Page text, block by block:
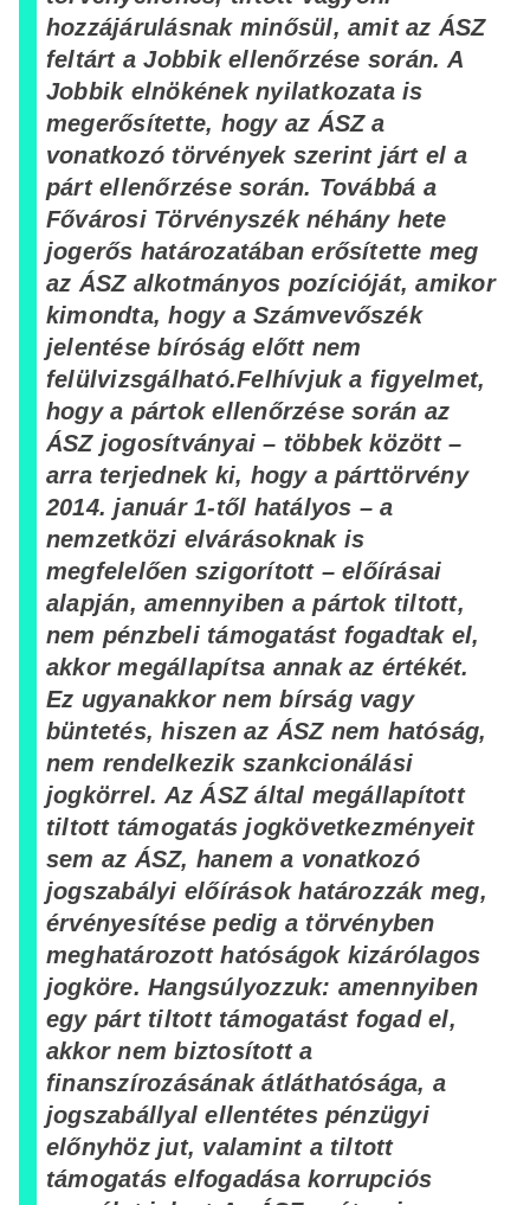
hozzájárulásnak minősül, amit az ÁSZ
feltárt a Jobbik ellenőrzése során. A
Jobbik elnökének nyilatkozata is
megerősítette, hogy az ÁSZ a
vonatkozó törvények szerint járt el a
párt ellenőrzése során. Továbbá a
Fővárosi Törvényszék néhány hete
jogerős határozatában erősítette meg
az ÁSZ alkotmányos pozícióját, amikor
kimondta, hogy a Számvevőszék
jelentése bíróság előtt nem
felülvizsgálható.Felhívjuk a figyelmet,
hogy a pártok ellenőrzése során az
ÁSZ jogosítványai – többek között –
arra terjednek ki, hogy a párttörvény
2014. január 1-től hatályos – a
nemzetközi elvárásoknak is
megfelelően szigorított – előírásai
alapján, amennyiben a pártok tiltott,
nem pénzbeli támogatást fogadtak el,
akkor megállapítsa annak az értékét.
Ez ugyanakkor nem bírság vagy
büntetés, hiszen az ÁSZ nem hatóság,
nem rendelkezik szankcionálási
jogkörrel. Az ÁSZ által megállapított
tiltott támogatás jogkövetkezményeit
sem az ÁSZ, hanem a vonatkozó
jogszabályi előírások határozzák meg,
érvényesítése pedig a törvényben
meghatározott hatóságok kizárólagos
jogköre. Hangsúlyozzuk: amennyiben
egy párt tiltott támogatást fogad el,
akkor nem biztosított a
finanszírozásának átláthatósága, a
jogszabállyal ellentétes pénzügyi
előnyhöz jut, valamint a tiltott
támogatás elfogadása korrupciós